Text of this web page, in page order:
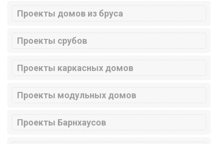
Проекты домов из бруса
Проекты срубов
Проекты каркасных домов
Проекты модульных домов
Проекты Барнхаусов